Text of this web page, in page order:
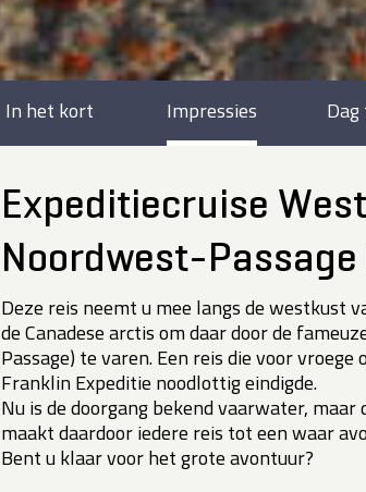
In het kort Impressies
Expeditiecruise
Noordwest-
Deze reis neemt u mee langs de westkust
de Canadese arctis om daar door de
Passage) te varen. Een reis die voor
Franklin Expeditie noodlottig eindigde.
Nu is de doorgang bekend vaarwater,
maakt daardoor iedere reis tot een waar
Bent u klaar voor het grote avontuur?